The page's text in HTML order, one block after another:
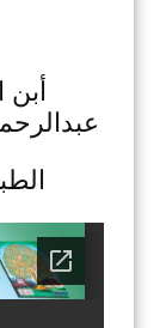
أبن
الطبعة